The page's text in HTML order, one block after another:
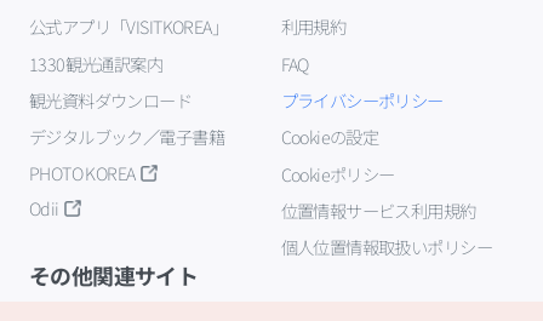
公式アプリ「VISITKOREA」
1330観光通訳案内
観光資料ダウンロード
デジタルブック／電子書籍
PHOTO KOREA
Odii
利用規約
FAQ
プライバシーポリシー
Cookieの設定
Cookieポリシー
位置情報サービス利用規約
個人位置情報取扱いポリシー
その他関連サイト